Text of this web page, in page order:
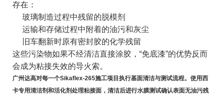
存在：
玻璃制造过程中残留的脱模剂
运输和存储过程中附着的油污和灰尘
旧车翻新时原有密封胶的化学残留
这些污染物如果不经清洁直接涂胶，“免底漆”的优势反而
会成为粘接失效的导火索。
广州达高对每一个Sikaflex-265施工项目执行基面清洁与测试流程。使用西
卡专用清洁剂和活化剂处理粘接面，清洁后进行水膜测试确认表面无油污残